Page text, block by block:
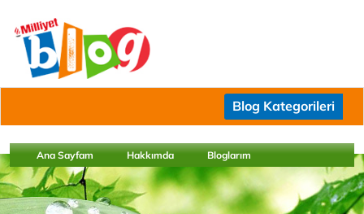
Blog Kategorileri
Ana Sayfam Hakkımda Bloglarım